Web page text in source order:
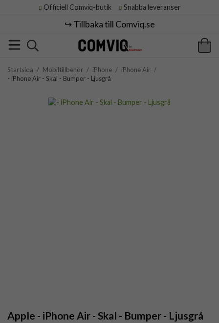
Officiell Comviq-butik Snabba leveranser
↪️ Tillbaka till Comviq.se
Startsida / Mobiltillbehör / iPhone / iPhone Air /
- iPhone Air - Skal - Bumper - Ljusgrå
Apple - iPhone Air - Skal - Bumper - Ljusgrå